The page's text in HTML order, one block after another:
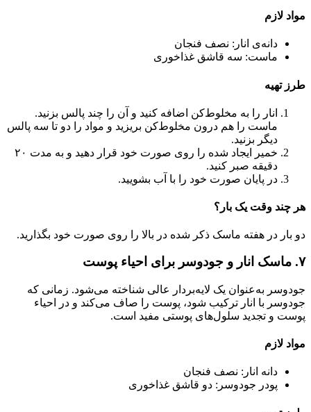
مواد لازم
دانه‌ی انار: نصف فنجان
ماست: سه قاشق غذاخوری
طرز تهیه
انار را به مخلوط‌کن اضافه کنید و آن را چند پالس بزنید.
ماست را هم درون مخلوط‌کن بریزید و مواد را دو تا سه پالس
دیگر بزنید.
خمیر ایجاد شده را روی صورت خود قرار دهید و به مدت ۲۰
دقیقه صبر کنید.
در پایان صورت خود را با آب بشویید.
هر چند وقت یک بار؟
دو بار در هفته ماسک ذکر شده در بالا را روی صورت خود بگذارید.
۷‌. ماسک انار و جودوسر برای احیاء پوست
جودوسر به‌عنوان یک لایه‌بردار عالی شناخته می‌شود. زمانی که
جودوسر با انار ترکیب شود، پوست را صاف می‌کند و در احیاء
پوست و تجدید سلول‌های پوستی مفید است.
مواد لازم
دانه انار: نصف فنجان
پودر جودوسر: دو قاشق غذاخوری